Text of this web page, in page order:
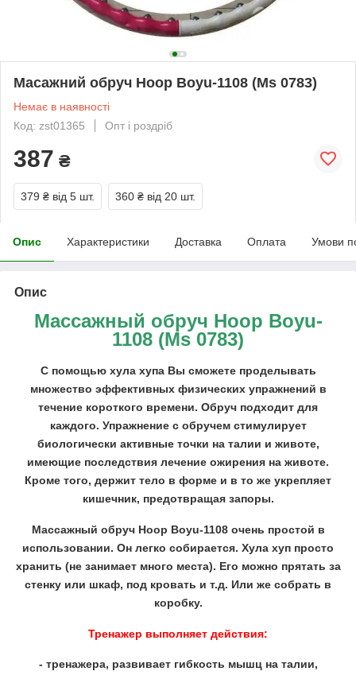
Масажний обруч Hoop Boyu-1108 (Ms 0783)
Немає в наявності
Код: zst01365
Опт і роздріб
387 ₴
379 ₴ від 5 шт. 360 ₴ від 20 шт.
Опис Характеристики Доставка Оплата Умови
Опис
Массажный обруч Hoop Boyu-
1108 (Ms 0783)
С помощью хула хупа Вы сможете проделывать
множество эффективных физических упражнений в
течение короткого времени. Обруч подходит для
каждого. Упражнение с обручем стимулирует
биологически активные точки на талии и животе,
имеющие последствия лечение ожирения на животе.
Кроме того, держит тело в форме и в то же укрепляет
кишечник, предотвращая запоры.
Массажный обруч Hoop Boyu-1108 очень простой в
использовании. Он легко собирается. Хула хуп просто
хранить (не занимает много места). Его можно прятать за
стенку или шкаф, под кровать и т.д. Или же собрать в
коробку.
Тренажер выполняет действия:
- тренажера, развивает гибкость мышц на талии,